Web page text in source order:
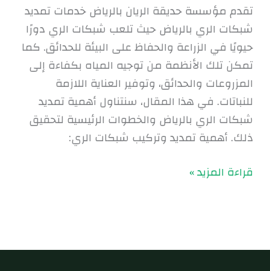
تقدم مؤسسة حديقة الريان بالرياض خدمات تمديد
شبكات الري بالرياض حيث تلعب شبكات الري دورًا
حيويًا في الزراعة والحفاظ على البيئة للحدائق. كما
تمكن تلك الأنظمة من توجيه المياه بكفاءة إلى
المزروعات والحدائق، وتوفير العناية اللازمة
للنباتات. في هذا المقال، سنتناول أهمية تمديد
شبكات الري بالرياض والخطوات الرئيسية لتحقيق
ذلك. أهمية تمديد وتركيب شبكات الري:
قراءة المزيد »